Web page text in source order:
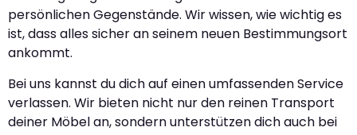
persönlichen Gegenstände. Wir wissen, wie wichtig es
ist, dass alles sicher an seinem neuen Bestimmungsort
ankommt.
Bei uns kannst du dich auf einen umfassenden Service
verlassen. Wir bieten nicht nur den reinen Transport
deiner Möbel an, sondern unterstützen dich auch bei